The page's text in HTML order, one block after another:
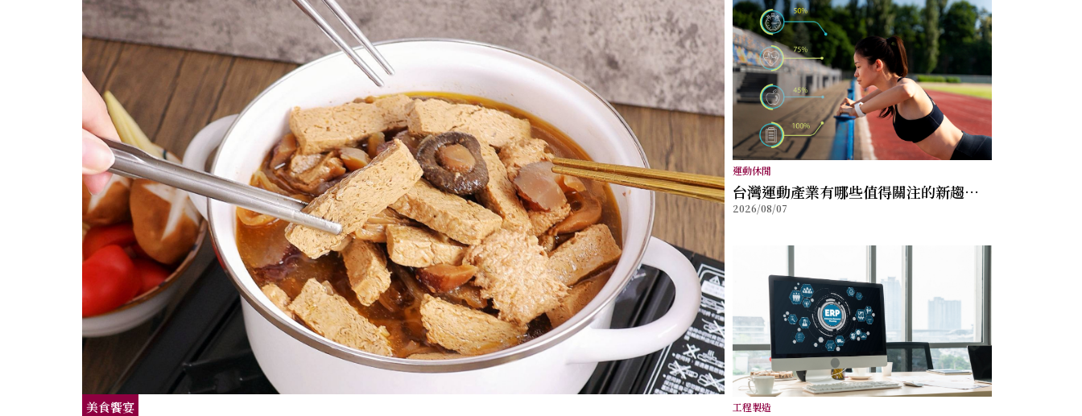
美食饗宴
運動休閒
台灣運動產業有哪些值得關注的新趨
勢？
2026/08/07
工程製造